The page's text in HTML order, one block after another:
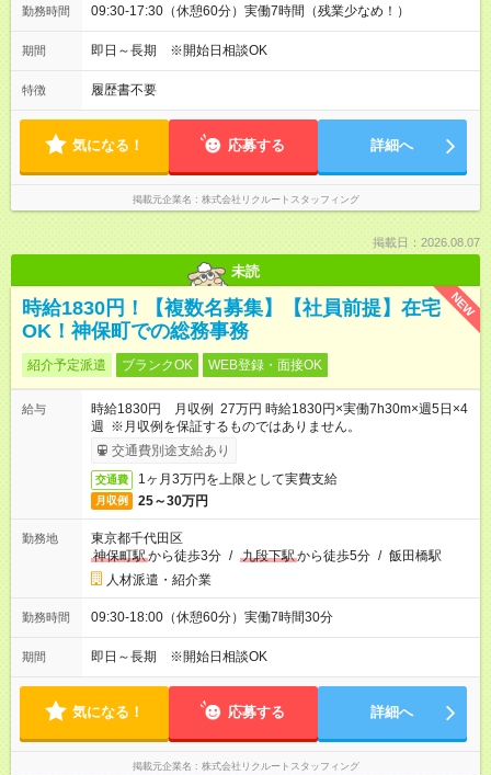
勤務時間 09:30-17:30（休憩60分）実働7時間（残業少なめ！）
期間 即日～長期 ※開始日相談OK
特徴 履歴書不要
気になる！ 応募する 詳細へ
掲載元企業名 株式会社リクルートスタッフィング
掲載日：2026.08.07
未読
NEW
時給1830円！【複数名募集】【社員前提】在宅
OK！神保町での総務事務
紹介予定派遣 ブランクOK WEB登録・面接OK
給与
時給1830円 月収例 27万円 時給1830円×実働7h30m×週5日×4
週 ※月収例を保証するものではありません。
交通費別途支給あり
交通費 1ヶ月3万円を上限として実費支給
月収例 25～30万円
勤務地
東京都千代田区
神保町駅から徒歩3分 / 九段下駅から徒歩5分 / 飯田橋駅
人材派遣・紹介業
勤務時間 09:30-18:00（休憩60分）実働7時間30分
期間 即日～長期 ※開始日相談OK
気になる！ 応募する 詳細へ
掲載元企業名 株式会社リクルートスタッフィング